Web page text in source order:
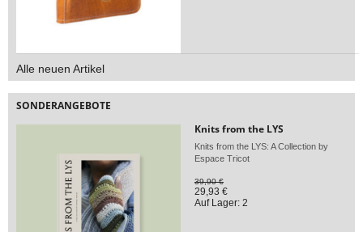
Alle neuen Artikel
SONDERANGEBOTE
Knits from the LYS
Knits from the LYS: A Collection by
Espace Tricot
39,90 €
29,93 €
Auf Lager: 2